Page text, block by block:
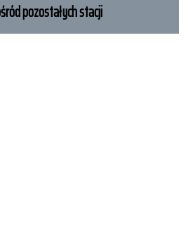
pozostałych stacji